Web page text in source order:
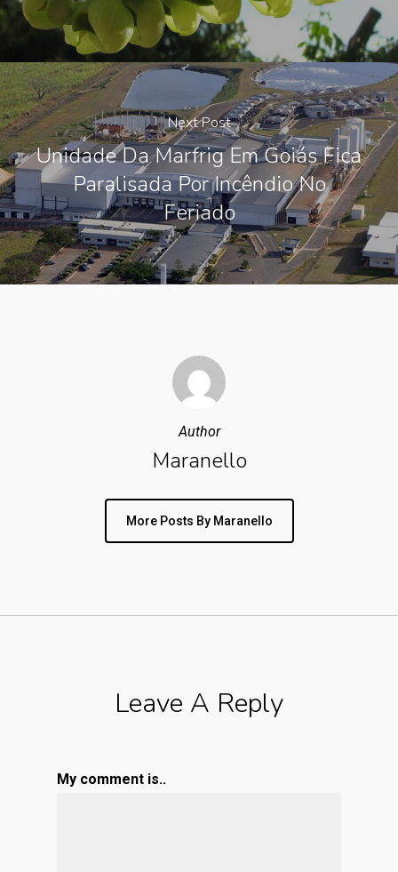
Next Post
Unidade Da Marfrig Em Goiás Fica
Paralisada Por Incêndio No
Feriado
Author
Maranello
More Posts By Maranello
Leave A Reply
My comment is..